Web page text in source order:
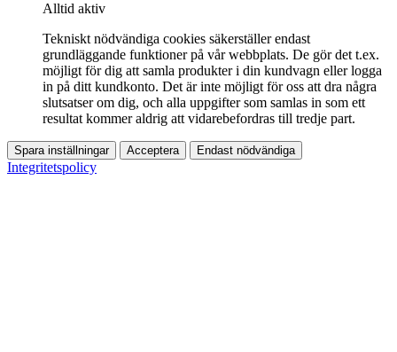
Alltid aktiv
Tekniskt nödvändiga cookies säkerställer endast
grundläggande funktioner på vår webbplats. De gör det t.ex.
möjligt för dig att samla produkter i din kundvagn eller logga
in på ditt kundkonto. Det är inte möjligt för oss att dra några
slutsatser om dig, och alla uppgifter som samlas in som ett
resultat kommer aldrig att vidarebefordras till tredje part.
Spara inställningar Acceptera Endast nödvändiga
Integritetspolicy